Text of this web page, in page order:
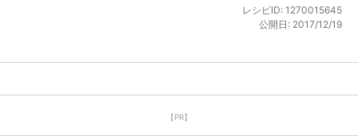
レシピID: 1270015645
公開日: 2017/12/19
【PR】